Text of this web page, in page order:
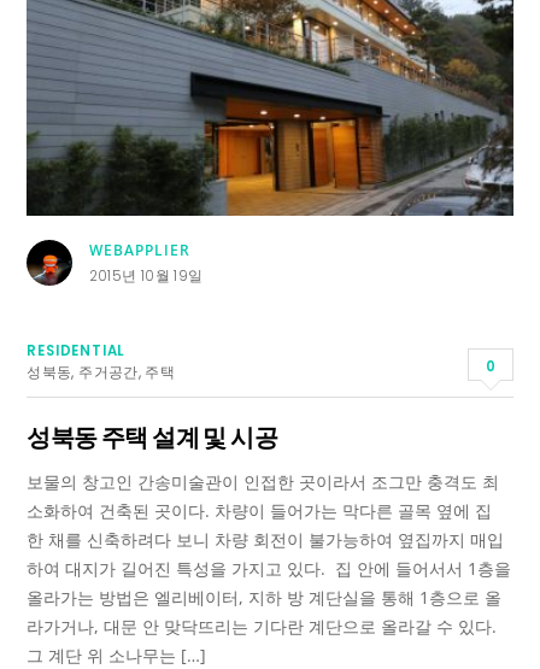
WEBAPPLIER
2015년 10월 19일
RESIDENTIAL
성북동, 주거공간, 주택 0
성북동 주택 설계 및 시공
보물의 창고인 간송미술관이 인접한 곳이라서 조그만 충격도 최
소화하여 건축된 곳이다. 차량이 들어가는 막다른 골목 옆에 집
한 채를 신축하려다 보니 차량 회전이 불가능하여 옆집까지 매입
하여 대지가 길어진 특성을 가지고 있다. 집 안에 들어서서 1층을
올라가는 방법은 엘리베이터, 지하 방 계단실을 통해 1층으로 올
라가거나, 대문 안 맞닥뜨리는 기다란 계단으로 올라갈 수 있다.
그 계단 위 소나무는 […]